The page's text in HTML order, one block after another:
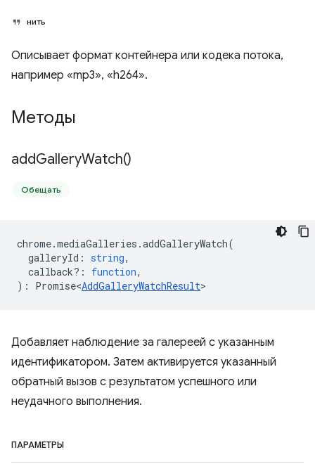
нить
Описывает формат контейнера или кодека потока,
например «mp3», «h264».
Методы
addGalleryWatch()
Обещать
chrome.mediaGalleries .addGalleryWatch(
galleryId : string,
callback? : function,
) : Promise<AddGalleryWatchResult>
Добавляет наблюдение за галереей с указанным
идентификатором. Затем активируется указанный
обратный вызов с результатом успешного или
неудачного выполнения.
ПАРАМЕТРЫ